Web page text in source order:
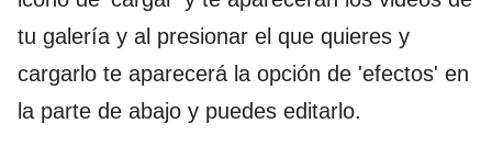
tu galería y al presionar el que quieres y
cargarlo te aparecerá la opción de 'efectos' en
la parte de abajo y puedes editarlo.